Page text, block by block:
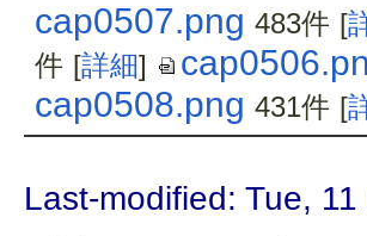
cap0507.png 483件 [
件 [詳細]
cap0508.png 431件 [
Last-modified: Tue,